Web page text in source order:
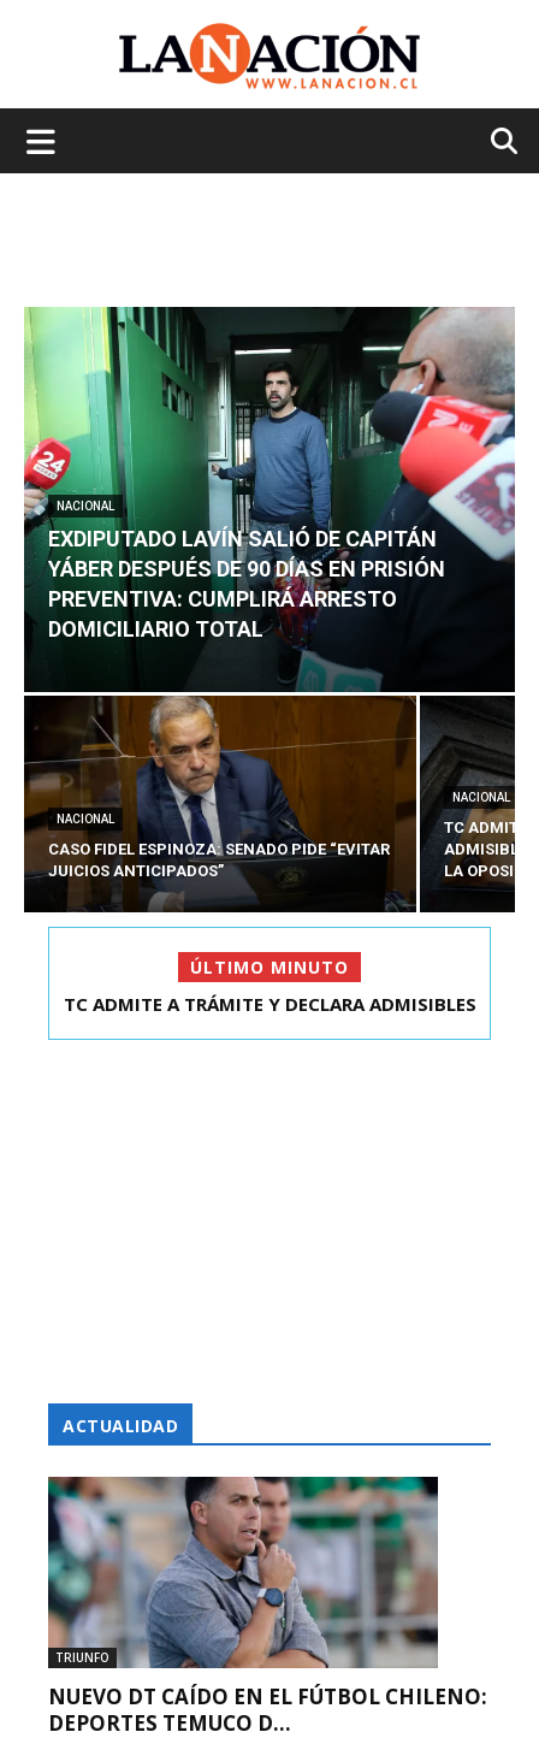
NACIONAL
EXDIPUTADO LAVÍN SALIÓ DE CAPITÁN
YÁBER DESPUÉS DE 90 DÍAS EN PRISIÓN
PREVENTIVA: CUMPLIRÁ ARRESTO
DOMICILIARIO TOTAL
NACIONAL
CASO FIDEL ESPINOZA: SENADO PIDE “EVITAR
JUICIOS ANTICIPADOS”
NACIONAL
TC ADMITE
ADMISIBLES
LA
ÚLTIMO MINUTO
EXDIPUTADO LAVÍN SALIÓ DE CAPITÁN YÁBER
TC ADMITE A TRÁMITE Y DECLARA ADMISIBLES
ACTUALIDAD
TRIUNFO
NUEVO DT CAÍDO EN EL FÚTBOL CHILENO:
DEPORTES TEMUCO D...